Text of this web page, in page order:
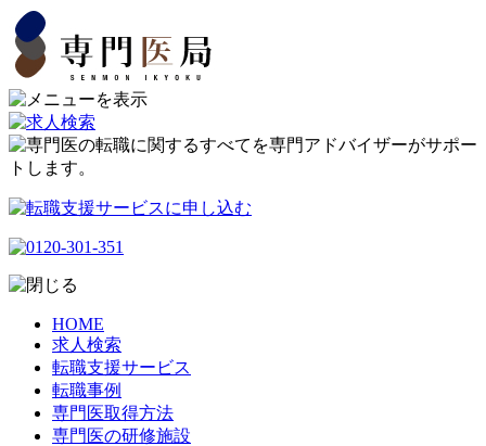
HOME
求人検索
転職支援サービス
転職事例
専門医取得方法
専門医の研修施設